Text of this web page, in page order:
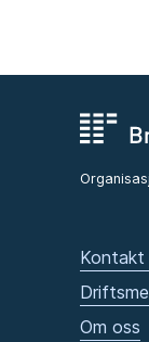
Kontakt
Om oss